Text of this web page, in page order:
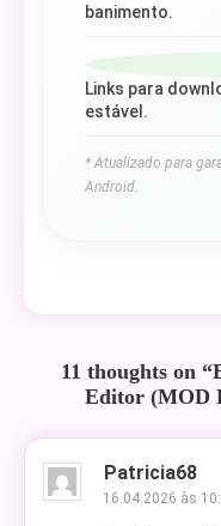
banimento.
Links para
estável.
* Atualizado para
Android.
11 thoughts on “
Editor (MOD
Patricia68
16.04.2026 às